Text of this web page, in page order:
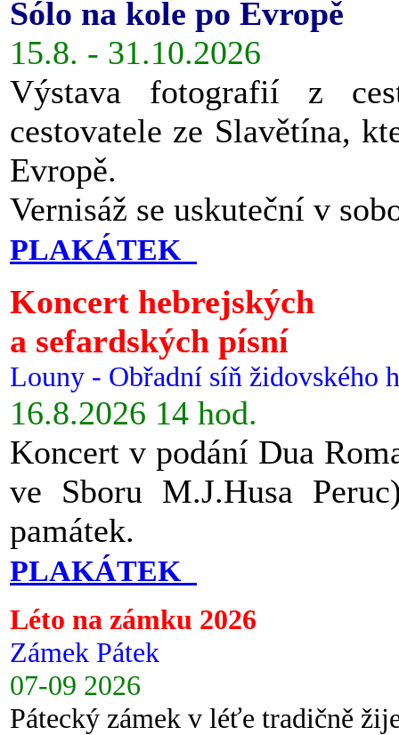
Sólo na kole po Evropě
15.8. - 31.10.2026
Výstava fotografií z
cestovatele ze Slavětína,
Evropě.
Vernisáž se uskuteční v
PLAKÁTEK
Koncert hebrejských
a sefardských písní
Louny - Obřadní síň židovského
16.8.2026 14 hod.
Koncert v podání Dua
ve Sboru M.J.Husa
památek.
PLAKÁTEK
Léto na zámku 2026
Zámek Pátek
07-09 2026
Pátecký zámek v léťe tradičně